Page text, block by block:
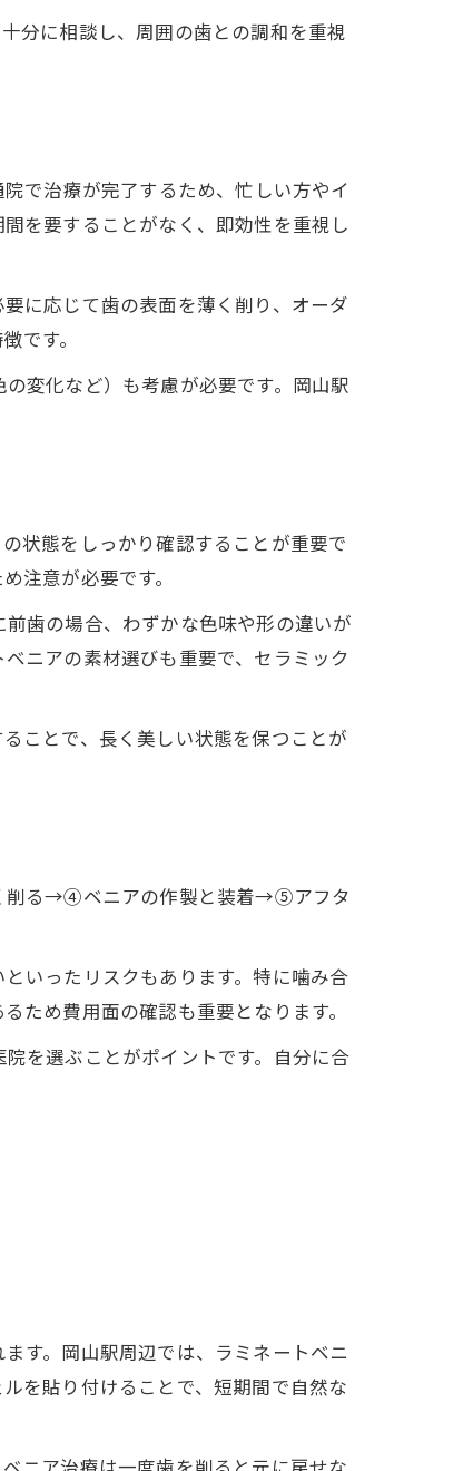
分に相談し、周囲の歯との調和を重視
で治療が完了するため、忙しい方やイ
を要することがなく、即効性を重視し
に応じて歯の表面を薄く削り、オーダ
です。
変化など）も考慮が必要です。岡山駅
状態をしっかり確認することが重要で
注意が必要です。
歯の場合、わずかな色味や形の違いが
ニアの素材選びも重要で、セラミック
ことで、長く美しい状態を保つことが
削る→④ベニアの作製と装着→⑤アフタ
いったリスクもあります。特に噛み合
ため費用面の確認も重要となります。
を選ぶことがポイントです。自分に合
す。岡山駅周辺では、ラミネートベニ
を貼り付けることで、短期間で自然な